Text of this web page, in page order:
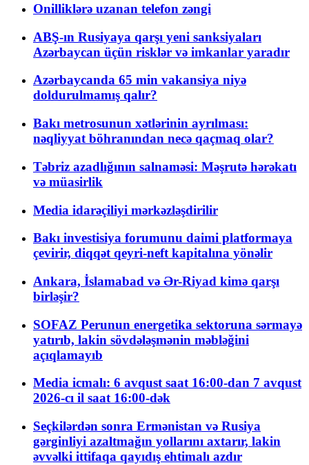
Onilliklərə uzanan telefon zəngi
ABŞ-ın Rusiyaya qarşı yeni sanksiyaları
Azərbaycan üçün risklər və imkanlar yaradır
Azərbaycanda 65 min vakansiya niyə
doldurulmamış qalır?
Bakı metrosunun xətlərinin ayrılması:
nəqliyyat böhranından necə qaçmaq olar?
Təbriz azadlığının salnaməsi: Məşrutə hərəkatı
və müasirlik
Media idarəçiliyi mərkəzləşdirilir
Bakı investisiya forumunu daimi platformaya
çevirir, diqqət qeyri-neft kapitalına yönəlir
Ankara, İslamabad və Ər-Riyad kimə qarşı
birləşir?
SOFAZ Perunun energetika sektoruna sərmayə
yatırıb, lakin sövdələşmənin məbləğini
açıqlamayıb
Media icmalı: 6 avqust saat 16:00-dan 7 avqust
2026-cı il saat 16:00-dək
Seçkilərdən sonra Ermənistan və Rusiya
gərginliyi azaltmağın yollarını axtarır, lakin
əvvəlki ittifaqa qayıdış ehtimalı azdır